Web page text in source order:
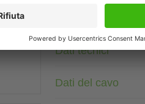
Dati tecnici
Dati del cavo